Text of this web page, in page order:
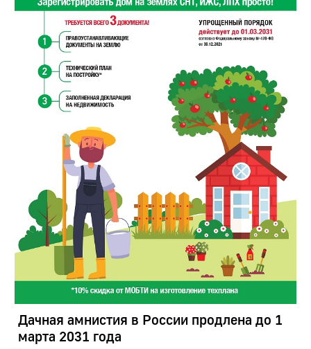
Дачная амнистия в России продлена до 1
марта 2031 года